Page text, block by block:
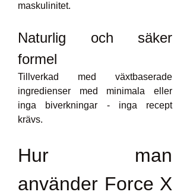
maskulinitet.
Naturlig och säker
formel
Tillverkad med växtbaserade
ingredienser med minimala eller
inga biverkningar - inga recept
krävs.
Hur man
använder Force X